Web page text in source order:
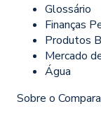
Glossário
Finanças
Produtos
Mercado
Água
Sobre o